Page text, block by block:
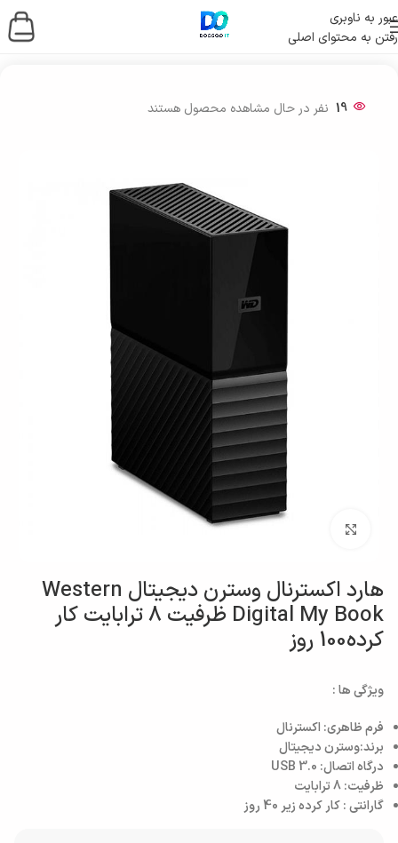
عبور به ناوبری
رفتن به محتوای اصلی
خانه/ ذخیره ساز اطلاعات
19 نفر در حال مشاهده محصول هستند
هارد اکسترنال وسترن دیجیتال Western
Digital My Book ظرفیت 8 ترابایت کار
کرده100 روز
ویژگی ها :
فرم ظاهری: اکسترنال
برند:وسترن دیجیتال
درگاه اتصال: USB 3.0
ظرفیت: 8 ترابایت
گارانتی : کار کرده زیر 40 روز